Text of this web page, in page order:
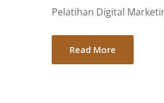
Pelatihan Digital
Read More